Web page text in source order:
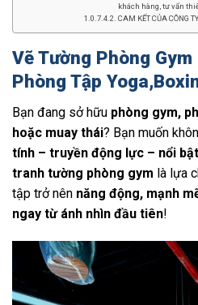
khách hàng, tư vấn
CAM KẾT CỦA CÔNG
Vẽ Tường Phòng
Phòng Tập
Bạn đang sở hữu phòng gym,
hoặc muay thái? Bạn muốn
tính – truyền động lực – nổi
tranh tường phòng gym là lựa
tập trở nên năng động, mạnh
ngay từ ánh nhìn đầu tiên!